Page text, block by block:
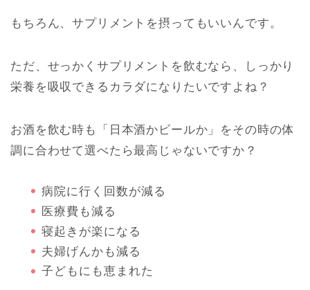
もちろん、サプリメントを摂ってもいいんです。
ただ、せっかくサプリメントを飲むなら、しっかり
栄養を吸収できるカラダになりたいですよね？
お酒を飲む時も「日本酒かビールか」をその時の体
調に合わせて選べたら最高じゃないですか？
病院に行く回数が減る
医療費も減る
寝起きが楽になる
夫婦げんかも減る
子どもにも恵まれた